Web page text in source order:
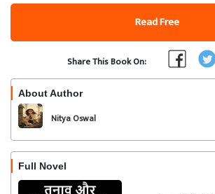
Read Free
Share This Book On:
About Author
Nitya Oswal
Full Novel